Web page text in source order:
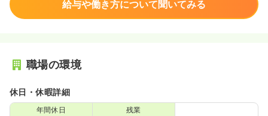
給与や働き方について聞いてみる
職場の環境
休日・休暇詳細
年間休日 残業